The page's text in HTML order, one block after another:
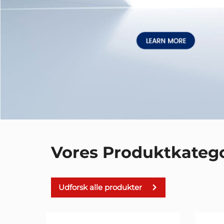
Vores
Udforsk alle produkter